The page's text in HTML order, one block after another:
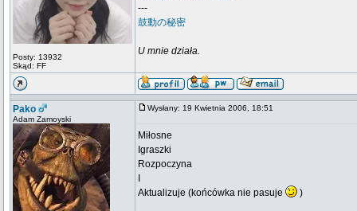
Posty: 13932
Skąd: FF
---
鼓動の秘密
U mnie działa.
Pako
Adam Zamoyski
Wysłany: 19 Kwietnia 2006, 18:51
Miłosne
Igraszki
Rozpoczyna
Aktualizuje (końcówka nie pasuje
)